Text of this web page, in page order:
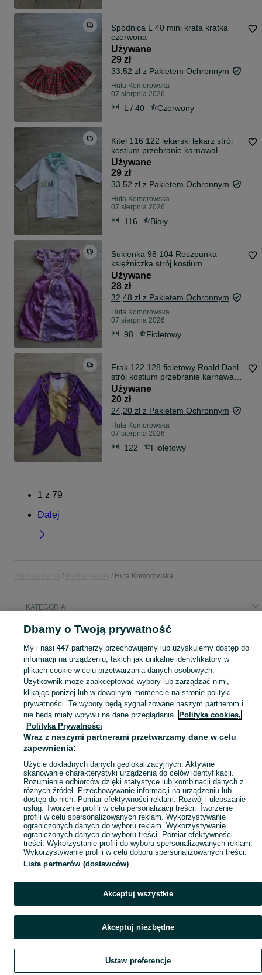
Spódnica L 40 mini krata kratka
czerwona
Używane
29 zł
33,52 zł z Pakietem Ochronnym
Huta Komorowska
07 sierpnia 2026
L / 40 Czerwony
Kitel 116 122 lekarski lekarz strój
kostium przebranie karnawał
andrzejki
Używane
29 zł
33,52 zł z Pakietem Ochronnym
Huta Komorowska
07 sierpnia 2026
116 Biały
Sukienka 98 104 Roszpunka
księżniczka strój kostium
przebranie karnawał andrzejki
Używane
28 zł
32,48 zł z Pakietem Ochronnym
Huta Komorowska
07 sierpnia 2026
98 Fioletowy
Frak 122 128 fioletowy Roald Dahl
strój kostium przebranie karnawał
andrzejki
Używane
20 zł
24,20 zł z Pakietem Ochronnym
Huta Komorowska
07 sierpnia 2026
122 Fioletowy
1 z 79
Dalej
Huta Komorowska
KATEGORIA
Popularne wyszukiwania
novox ma novox nv 15
Skorzystaj z największego serwisu ogłoszeniowego - Huta Komorowska i okolice! Kupuj to, czego pragniesz i sprzedawaj to, czego już nie potrzebujesz! Zobacz
Mapa kategorii
Mapa miejscowości
Mapa ministron
Szukaj Obserwujesz Dodaj
Dbamy o Twoją prywatność
My i nasi 447partnerzy przechowujemy lub uzyskujemy dostęp do
informacji na urządzeniu, takich jak unikalne identyfikatory w
plikach cookie w celu przetwarzania danych osobowych.
Użytkownik może zaakceptować wybory lub zarządzać nimi,
klikając poniżej lub w dowolnym momencie na stronie polityki
prywatności. Te wybory będą sygnalizowane naszym partnerom i
nie będą miały wpływu na dane przeglądania. Polityka cookies,
Polityka Prywatności
Wraz z naszymi partnerami przetwarzamy dane w celu
zapewnienia:
Użycie dokładnych danych geolokalizacyjnych. Aktywne
skanowanie charakterystyki urządzenia do celów identyfikacji.
Rozumienie odbiorców dzięki statystyce lub kombinacji danych z
różnych źródeł. Przechowywanie informacji na urządzeniu lub
dostęp do nich. Pomiar efektywności reklam. Rozwój i ulepszanie
usług. Tworzenie profili w celu personalizacji treści. Tworzenie
profili w celu spersonalizowanych reklam. Wykorzystywanie
ograniczonych danych do wyboru reklam. Wykorzystywanie
ograniczonych danych do wyboru treści. Pomiar efektywności
treści. Wykorzystanie profili do wyboru spersonalizowanych reklam.
Wykorzystywanie profili w celu doboru spersonalizowanych treści.
Lista partnerów (dostawców)
Akceptuj wszystkie
Akceptuj niezbędne
Ustaw preferencje